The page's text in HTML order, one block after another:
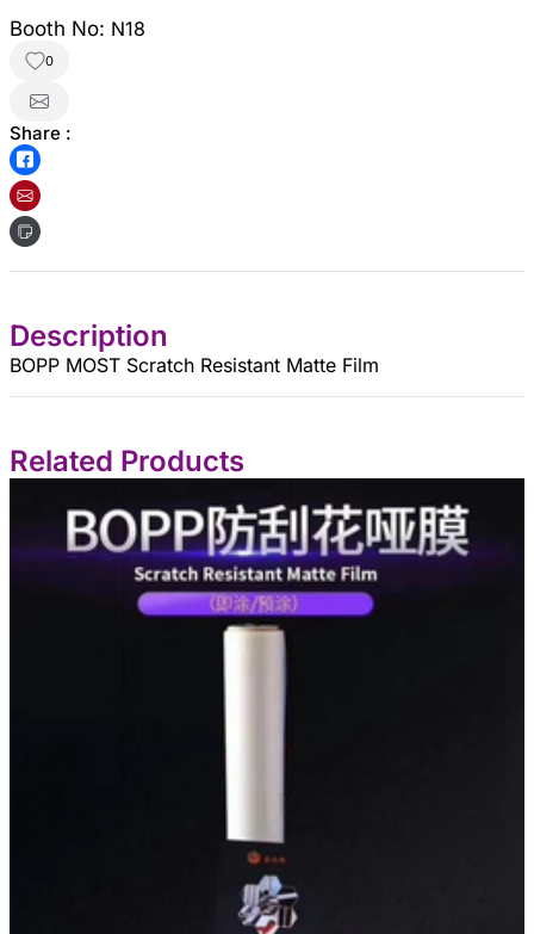
Booth No: N18
0
Share :
Description
BOPP MOST Scratch Resistant Matte Film
Related Products